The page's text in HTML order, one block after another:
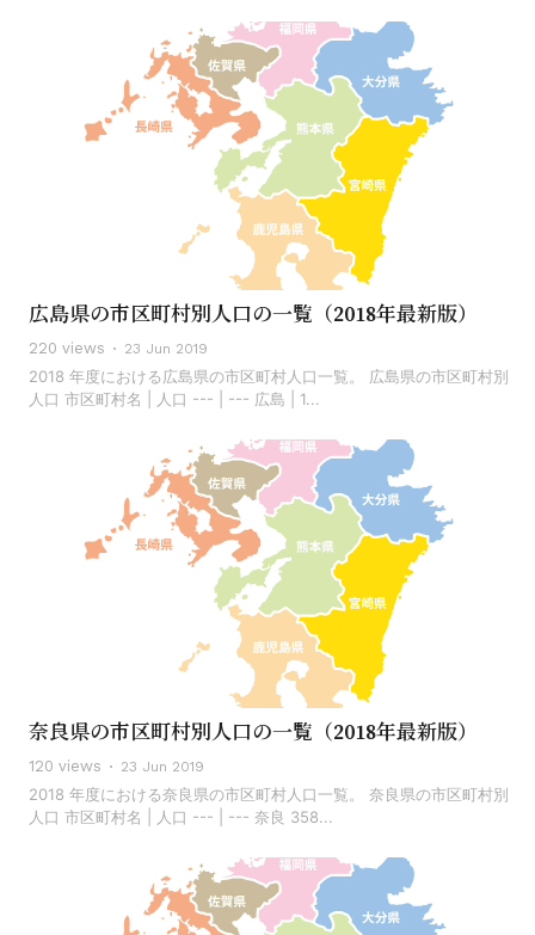
広島県の市区町村別人口の一覧（2018年最新版）
220 views 23 Jun 2019
2018 年度における広島県の市区町村人口一覧。 広島県の市区町村別
人口 市区町村名 | 人口 --- | --- 広島 | 1...
奈良県の市区町村別人口の一覧（2018年最新版）
120 views 23 Jun 2019
2018 年度における奈良県の市区町村人口一覧。 奈良県の市区町村別
人口 市区町村名 | 人口 --- | --- 奈良 358...